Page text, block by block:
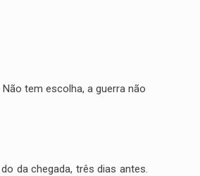
tem escolha, a guerra não
da chegada, três dias antes.